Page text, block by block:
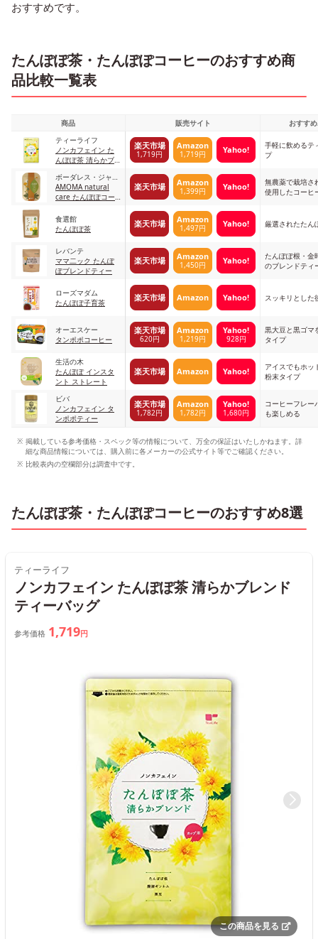
おすすめです。
たんぽぽ茶・たんぽぽコーヒーのおすすめ商
品比較一覧表
商品 販売サイト
おすす
ティーライフ
ノンカフェイン た
んぽぽ茶 清らかブ
グ
楽天市場
1,719円
Amazon
1,719円 Yahoo!
手軽に飲めるテ
プ
ボーダレス・ジャパ
ン
AMOMA natural
care たんぽぽコー
楽天市場 Amazon
1,399円 Yahoo!
無農薬で栽培さ
使用したコーヒ
食選館
たんぽぽ茶
楽天市場 Amazon
1,497円 Yahoo! 厳選されたたん
レバンテ
ママ二ック たんぽ
ぽブレンドティー
楽天市場 Amazon
1,450円 Yahoo!
たんぽぽ根・金
のブレンドティ
ローズマダム
たんぽぽ子育茶
楽天市場 Amazon Yahoo! スッキリとした
オーエスケー
タンポポコーヒー
楽天市場
620円
Amazon
1,219円
Yahoo!
928円
黒大豆と黒ゴマ
タイプ
生活の木
たんぽぽ インスタ
ント ストレート
楽天市場 Amazon Yahoo!
アイスでもホッ
粉末タイプ
ビバ
ノンカフェイン タ
ンポポティー
楽天市場
1,782円
Amazon
1,782円
Yahoo!
1,680円
コーヒーフレー
も楽しめる
掲載している参考価格・スペック等の情報について、万全の保証はいたしかねます。詳
細な商品情報については、購入前に各メーカーの公式サイト等でご確認ください。
比較表内の空欄部分は調査中です。
たんぽぽ茶・たんぽぽコーヒーのおすすめ8選
ティーライフ
ノンカフェイン たんぽぽ茶 清らかブレンド
ティーバッグ
参考価格 1,719円
この商品を見る